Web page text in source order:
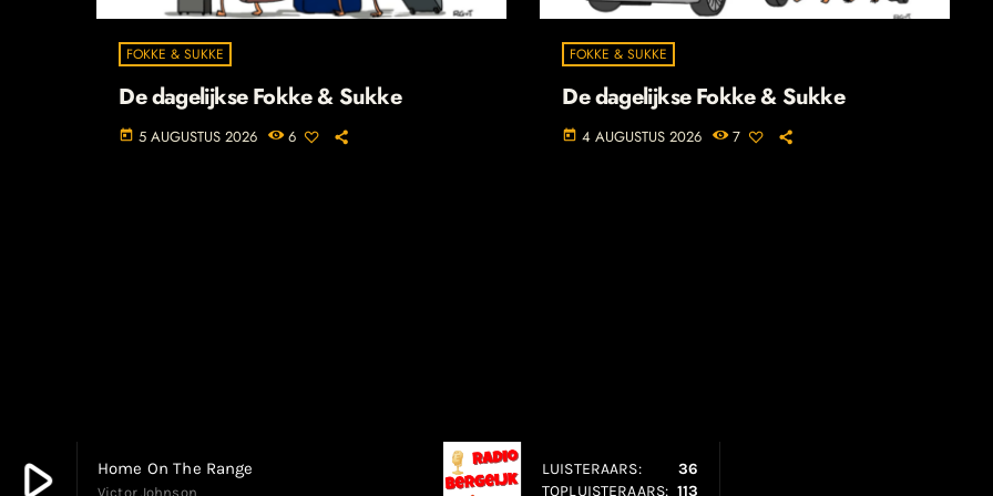
play_arrow Home On The Range
Victor Johnson
LUISTERAARS:
36
TOPLUISTERAARS: 113
FOKKE & SUKKE
De dagelijkse Fokke & Sukke
today 5 AUGUSTUS 2026 6
FOKKE & SUKKE
De dagelijkse Fokke & Sukke
today 4 AUGUSTUS 2026 7